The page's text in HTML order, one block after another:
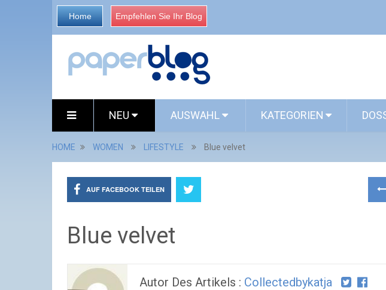
Home Empfehlen Sie Ihr Blog
NEU AUSWAHL KATEGORIEN
HOME WOMEN LIFESTYLE Blue velvet
AUF FACEBOOK TEILEN
Blue velvet
Autor Des Artikels : Collectedbykatja